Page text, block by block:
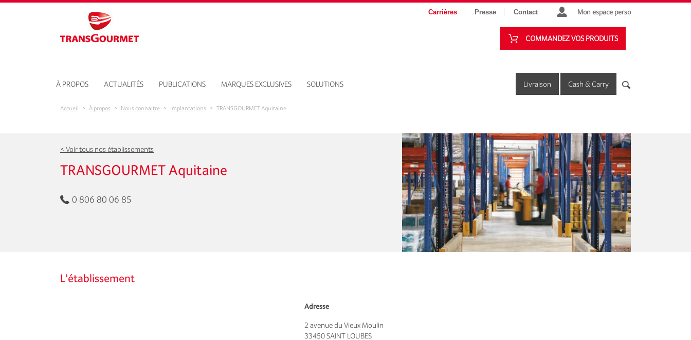
Aller au contenu principal
Carrières Presse Contact Mon espace perso
COMMANDEZ VOS PRODUITS
À PROPOS ACTUALITÉS PUBLICATIONS MARQUES EXCLUSIVES SOLUTIONS Livraison Cash & Carry
Accueil > À propos > Nous connaitre > Implantations > TRANSGOURMET Aquitaine
< Voir tous nos établissements
TRANSGOURMET Aquitaine
0 806 80 06 85
L'établissement
Adresse
2 avenue du Vieux Moulin
33450SAINT LOUBES